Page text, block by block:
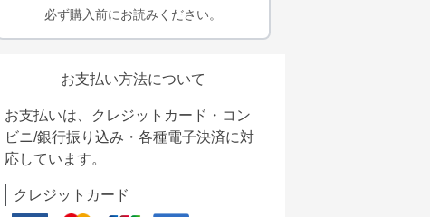
必ず購入前にお読みください。
お支払い方法について
お支払いは、クレジットカード・コン
ビニ/銀行振り込み・各種電子決済に対
応しています。
クレジットカード